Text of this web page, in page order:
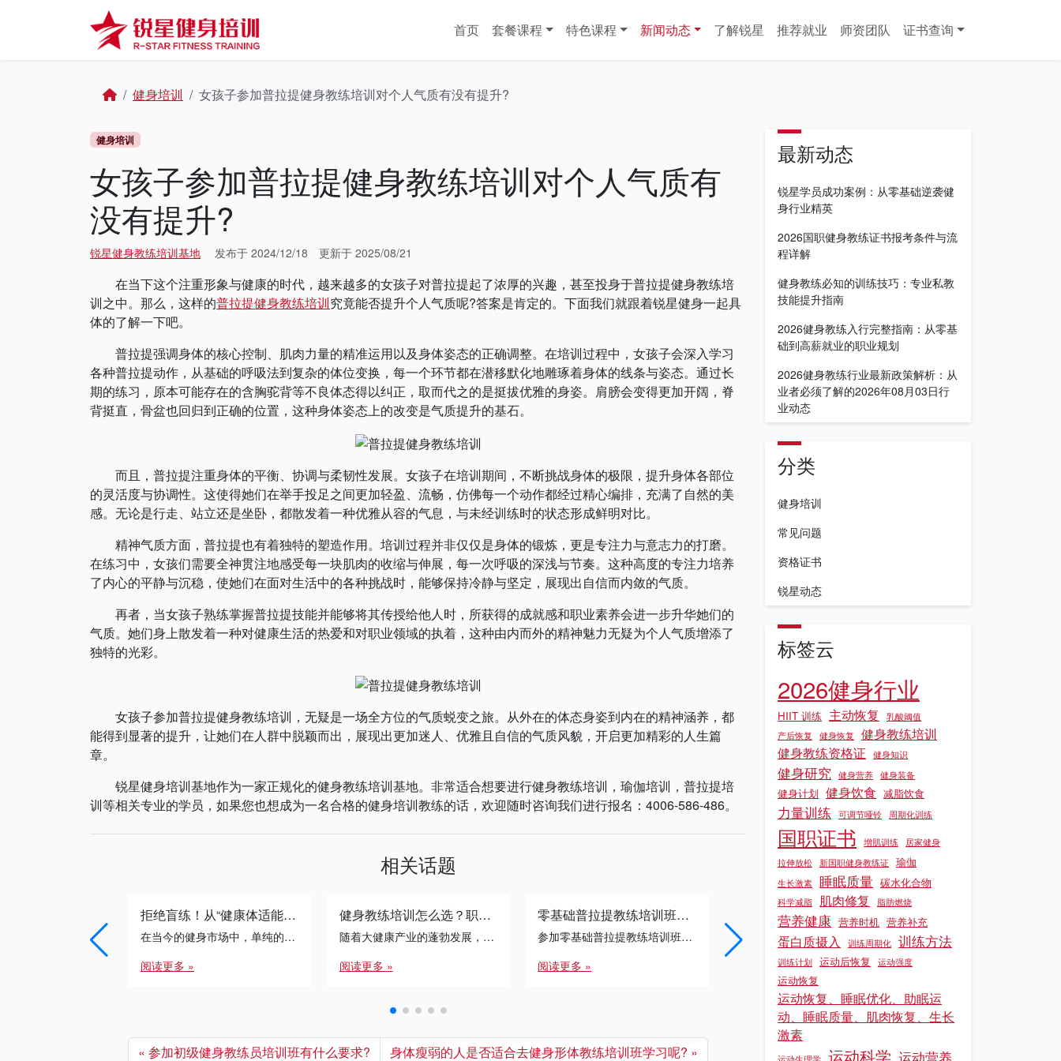
首页
套餐课程 特色课程 新闻动态 了解锐星 推荐就业 师资团队 证书查询
Home健身培训 女孩子参加普拉提健身教练培训对个人气质有没有提升?
健身培训
女孩子参加普拉提健身教练培训对个人气质有
没有提升?
锐星健身教练培训基地 发布于 2024/12/18 更新于 2025/08/21
在当下这个注重形象与健康的时代，越来越多的女孩子对普拉提起了浓厚的兴趣，甚至投身于普拉提健身教练培
训之中。那么，这样的普拉提健身教练培训究竟能否提升个人气质呢?答案是肯定的。下面我们就跟着锐星健身一起具
体的了解一下吧。
普拉提强调身体的核心控制、肌肉力量的精准运用以及身体姿态的正确调整。在培训过程中，女孩子会深入学习
各种普拉提动作，从基础的呼吸法到复杂的体位变换，每一个环节都在潜移默化地雕琢着身体的线条与姿态。通过长
期的练习，原本可能存在的含胸驼背等不良体态得以纠正，取而代之的是挺拔优雅的身姿。肩膀会变得更加开阔，脊
背挺直，骨盆也回归到正确的位置，这种身体姿态上的改变是气质提升的基石。
而且，普拉提注重身体的平衡、协调与柔韧性发展。女孩子在培训期间，不断挑战身体的极限，提升身体各部位
的灵活度与协调性。这使得她们在举手投足之间更加轻盈、流畅，仿佛每一个动作都经过精心编排，充满了自然的美
感。无论是行走、站立还是坐卧，都散发着一种优雅从容的气息，与未经训练时的状态形成鲜明对比。
精神气质方面，普拉提也有着独特的塑造作用。培训过程并非仅仅是身体的锻炼，更是专注力与意志力的打磨。
在练习中，女孩们需要全神贯注地感受每一块肌肉的收缩与伸展，每一次呼吸的深浅与节奏。这种高度的专注力培养
了内心的平静与沉稳，使她们在面对生活中的各种挑战时，能够保持冷静与坚定，展现出自信而内敛的气质。
再者，当女孩子熟练掌握普拉提技能并能够将其传授给他人时，所获得的成就感和职业素养会进一步升华她们的
气质。她们身上散发着一种对健康生活的热爱和对职业领域的执着，这种由内而外的精神魅力无疑为个人气质增添了
独特的光彩。
女孩子参加普拉提健身教练培训，无疑是一场全方位的气质蜕变之旅。从外在的体态身姿到内在的精神涵养，都
能得到显著的提升，让她们在人群中脱颖而出，展现出更加迷人、优雅且自信的气质风貌，开启更加精彩的人生篇
章。
锐星健身培训基地作为一家正规化的健身教练培训基地。非常适合想要进行健身教练培训，瑜伽培训，普拉提培
训等相关专业的学员，如果您也想成为一名合格的健身培训教练的话，欢迎随时咨询我们进行报名：4006-586-486。
相关话题
拒绝盲练！从“健康体适能”到“运动康复”：专业健身教练的必修进阶之路
在当今的健身市场中，单纯的“带练”已经无法满足客户的需求。无论是减脂瓶颈期的突破，还是针对久坐人群的体态矫正， […]
阅读更多 »
健身教练培训怎么选？职业发展的避坑指南
随着大健康产业的蓬勃发展，健身教练培训已成为许多转行者与运动爱好者的首选路径。面对琳琅满目的课程体系，如何通过 […]
阅读更多 »
零基础普拉提教练培训班的学习过程中，如何平衡学习和生活?
参加零基础普拉提教练培训班是一个充满挑战的过程，如何在紧张的学习中保持生活平衡至关重要。以下是上海锐星健身给大家给出的几个实用建议：
阅读更多 »
健身教练证培训基地的教学环境对学员学习效果有什么作用?
在健身教练证培训过程中，教学环境宛如土壤，深深影响着学员这颗 “种子” 的成长，对学习效果发挥着关键作用。​所以，今天我们就跟着上海锐星健身一起从正文中具体了解一下关于健身教练证培训基地的教学环境对学员...
阅读更多 »
参加初级健身教练员培训班有什么要求? 身体瘦弱的人是否适合去健身形体教练培训班学习呢?
最新动态
锐星学员成功案例：从零基础逆袭健
身行业精英
2026国职健身教练证书报考条件与流
程详解
健身教练必知的训练技巧：专业私教
技能提升指南
2026健身教练入行完整指南：从零基
础到高薪就业的职业规划
2026健身教练行业最新政策解析：从
业者必须了解的2026年08月03日行
业动态
分类
健身培训
常见问题
资格证书
锐星动态
标签云
2026健身行业
HIIT 训练 主动恢复
乳酸阈值
产后恢复
健身恢复
健身教练培训
健身教练资格证
健身知识
健身研究 健身营养 健身装备
健身计划 健身饮食 减脂饮食
力量训练 可调节哑铃 周期化训练
国职证书 增肌训练
居家健身
拉伸放松 新国职健身教练证 瑜伽
生长激素 睡眠质量 碳水化合物
科学减脂 肌肉修复 脂肪燃烧
营养健康 营养时机 营养补充
蛋白质摄入 训练周期化 训练方法
训练计划 运动后恢复 运动强度
运动恢复
运动恢复、睡眠优化、助眠运
动、睡眠质量、肌肉恢复、生长
激素
运动科学 运动营养